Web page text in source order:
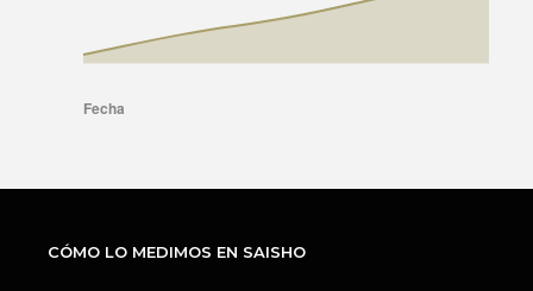
CÓMO LO MEDIMOS EN SAISHO